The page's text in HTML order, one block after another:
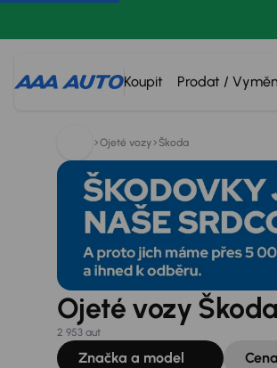
Koupit Prodat /
Hledáte: Zrušit
Ojeté vozy Škoda
Ojeté vozy
2 953 aut
Značka a model Cena